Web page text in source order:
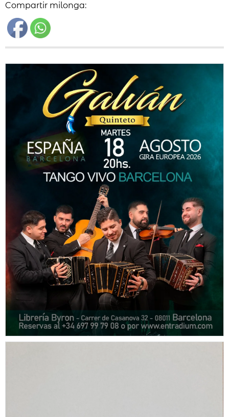
Compartir milonga: